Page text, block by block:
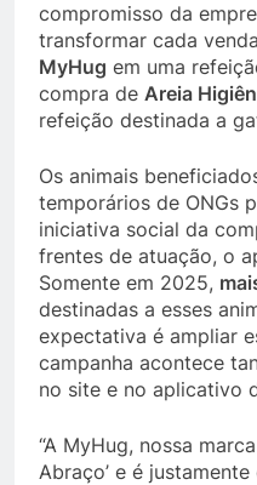
compromisso da
transformar cada
MyHug em uma
compra de Areia
refeição destinada a
Os animais
temporários de ONGs
iniciativa social da
frentes de atuação, o
Somente em 2025,
destinadas a esses
expectativa é ampliar
campanha acontece
no site e no aplicativo
“A MyHug, nossa
Abraço’ e é